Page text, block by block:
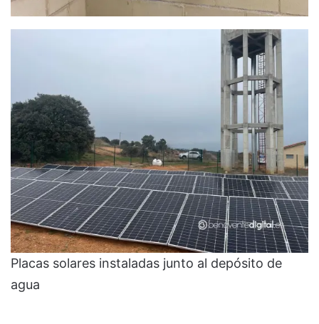
Placas solares instaladas junto al depósito de
agua